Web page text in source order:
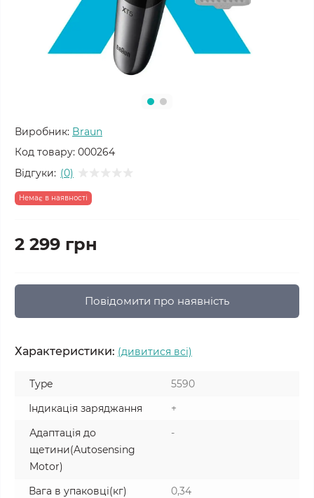
Виробник: Braun
Код товару: 000264
Відгуки: (0)
Немає в наявності
2 299 грн
Повідомити про наявність
Характеристики: (дивитися всі)
Type
5590
Індикація заряджання
+
Адаптація до
щетини(Autosensing
Motor)
-
Вага в упаковці(кг)
0,34